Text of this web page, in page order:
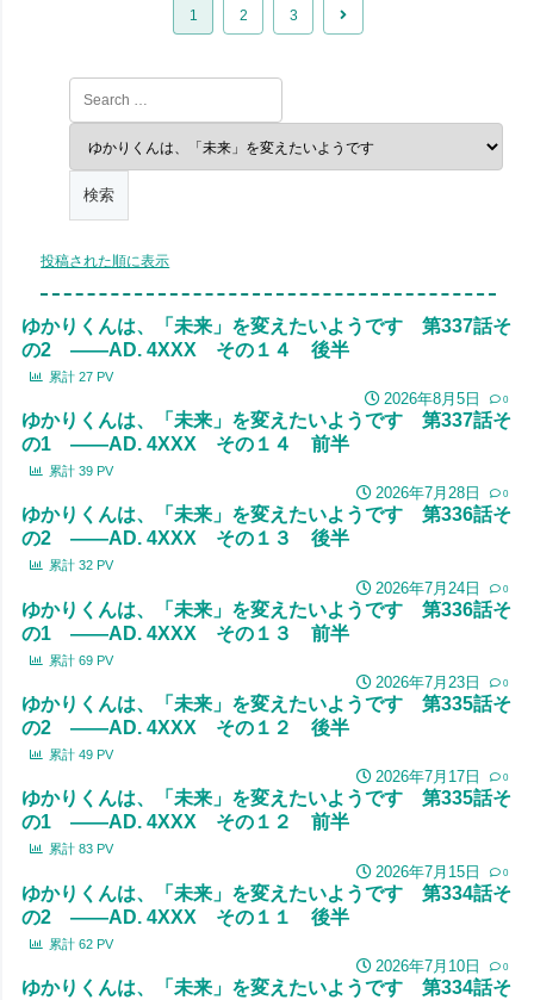
1 2 3 次
投稿された順に表示
ゆかりくんは、「未来」を変えたいようです 第337話そ
の2 ――AD. 4XXX その１４ 後半
累計 27 PV
2026年8月5日 0
ゆかりくんは、「未来」を変えたいようです 第337話そ
の1 ――AD. 4XXX その１４ 前半
累計 39 PV
2026年7月28日 0
ゆかりくんは、「未来」を変えたいようです 第336話そ
の2 ――AD. 4XXX その１３ 後半
累計 32 PV
2026年7月24日 0
ゆかりくんは、「未来」を変えたいようです 第336話そ
の1 ――AD. 4XXX その１３ 前半
累計 69 PV
2026年7月23日 0
ゆかりくんは、「未来」を変えたいようです 第335話そ
の2 ――AD. 4XXX その１２ 後半
累計 49 PV
2026年7月17日 0
ゆかりくんは、「未来」を変えたいようです 第335話そ
の1 ――AD. 4XXX その１２ 前半
累計 83 PV
2026年7月15日 0
ゆかりくんは、「未来」を変えたいようです 第334話そ
の2 ――AD. 4XXX その１１ 後半
累計 62 PV
2026年7月10日 0
ゆかりくんは、「未来」を変えたいようです 第334話そ